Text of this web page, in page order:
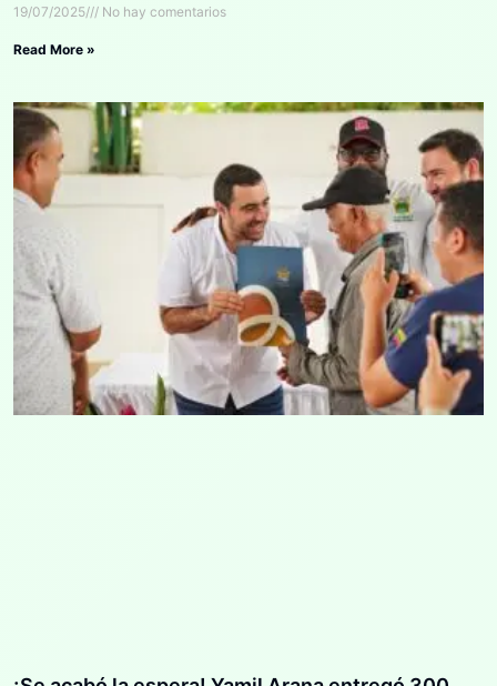
19/07/2025 No hay comentarios
Read More »